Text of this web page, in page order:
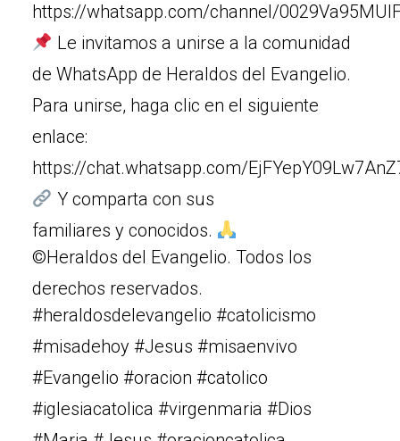
https://whatsapp.com/channel/
Le invitamos a unirse a la comunidad
de WhatsApp de Heraldos del Evangelio.
Para unirse, haga clic en el siguiente
enlace:
https://chat.whatsapp.com/
Y comparta con sus
familiares y conocidos.
©Heraldos del Evangelio. Todos los
derechos reservados.
#heraldosdelevangelio #catolicismo
#misadehoy #Jesus #misaenvivo
#Evangelio #oracion #catolico
#iglesiacatolica #virgenmaria #Dios